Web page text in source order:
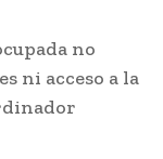
no
ni acceso a la